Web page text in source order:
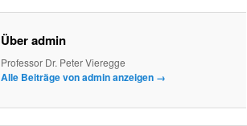
Über admin
Professor Dr. Peter Vieregge
Alle Beiträge von admin anzeigen →